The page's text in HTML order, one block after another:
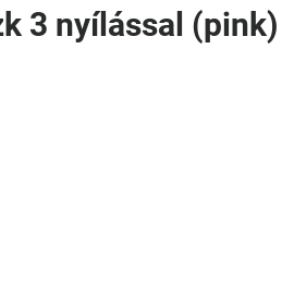
3 nyílással (pink)